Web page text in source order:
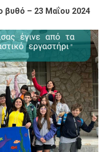
βυθό – 23 Μαΐου 2024